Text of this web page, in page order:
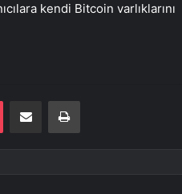
kendi Bitcoin varlıklarını
Pocket E-Posta ile paylaş Yazdır